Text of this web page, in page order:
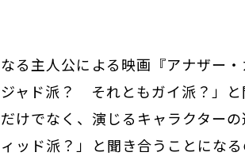
る主人公による映画『アナザー・
ャド派？ それともガイ派？」
けでなく、演じるキャラクター
ッド派？」と聞き合うことにな